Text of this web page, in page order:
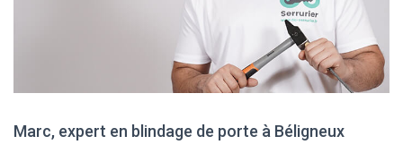
Marc, expert en blindage de porte à Béligneux